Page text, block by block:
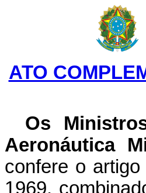
ATO
Os
Aeronáutica
confere o
1969,